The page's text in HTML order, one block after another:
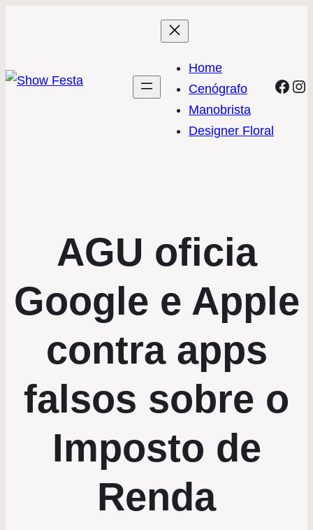
Home
Cenógrafo
Manobrista
Designer Floral
AGU oficia
Google e Apple
contra apps
falsos sobre o
Imposto de
Renda